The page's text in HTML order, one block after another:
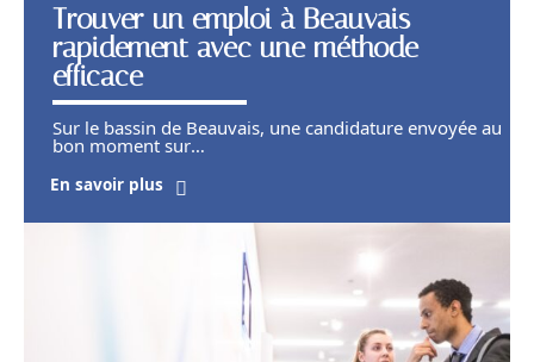
Trouver un emploi à Beauvais
rapidement avec une méthode
efficace
Sur le bassin de Beauvais, une candidature envoyée au
bon moment sur…
En savoir plus